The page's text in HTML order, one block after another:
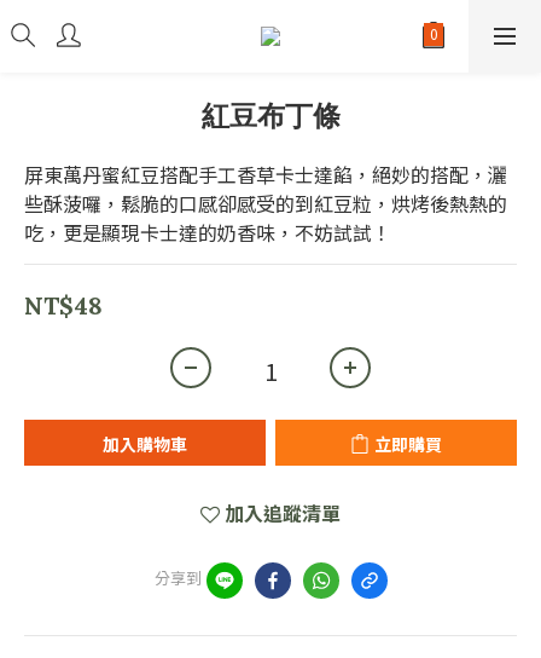
紅豆布丁條
屏東萬丹蜜紅豆搭配手工香草卡士達餡，絕妙的搭配，灑
些酥菠囉，鬆脆的口感卻感受的到紅豆粒，烘烤後熱熱的
吃，更是顯現卡士達的奶香味，不妨試試！
NT$48
加入購物車 立即購買
加入追蹤清單
分享到